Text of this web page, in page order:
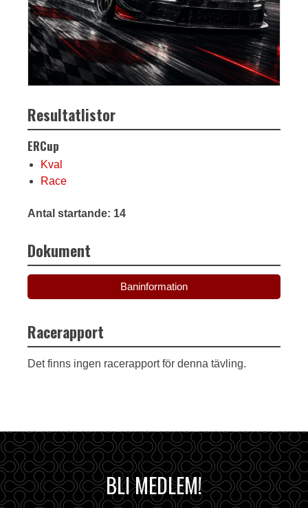
Resultatlistor
ERCup
Kval
Race
Antal startande: 14
Dokument
Baninformation
Racerapport
Det finns ingen racerapport för denna tävling.
BLI MEDLEM!